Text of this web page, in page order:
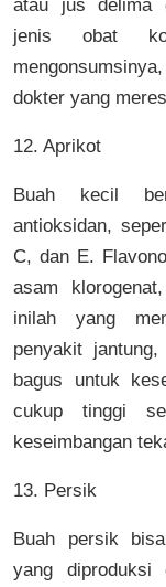
atau jus delima
jenis obat
dokter yang
12. Aprikot
Buah kecil
antioksidan,
C, dan E.
asam
inilah yang
penyakit
bagus untuk
cukup tinggi
keseimbangan
13. Persik
Buah persik
yang